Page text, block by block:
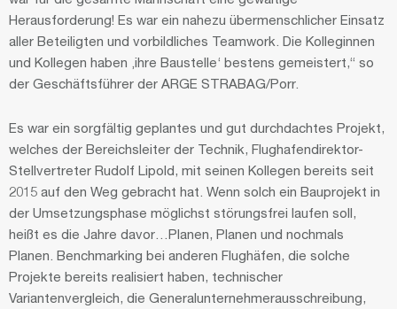
Herausforderung! Es war ein nahezu übermenschlicher Einsatz
aller Beteiligten und vorbildliches Teamwork. Die Kolleginnen
und Kollegen haben ‚ihre Baustelle‘ bestens gemeistert,“ so
der Geschäftsführer der ARGE STRABAG/Porr.
Es war ein sorgfältig geplantes und gut durchdachtes Projekt,
welches der Bereichsleiter der Technik, Flughafendirektor-
Stellvertreter Rudolf Lipold, mit seinen Kollegen bereits seit
2015 auf den Weg gebracht hat. Wenn solch ein Bauprojekt in
der Umsetzungsphase möglichst störungsfrei laufen soll,
heißt es die Jahre davor…Planen, Planen und nochmals
Planen. Benchmarking bei anderen Flughäfen, die solche
Projekte bereits realisiert haben, technischer
Variantenvergleich, die Generalunternehmerausschreibung,